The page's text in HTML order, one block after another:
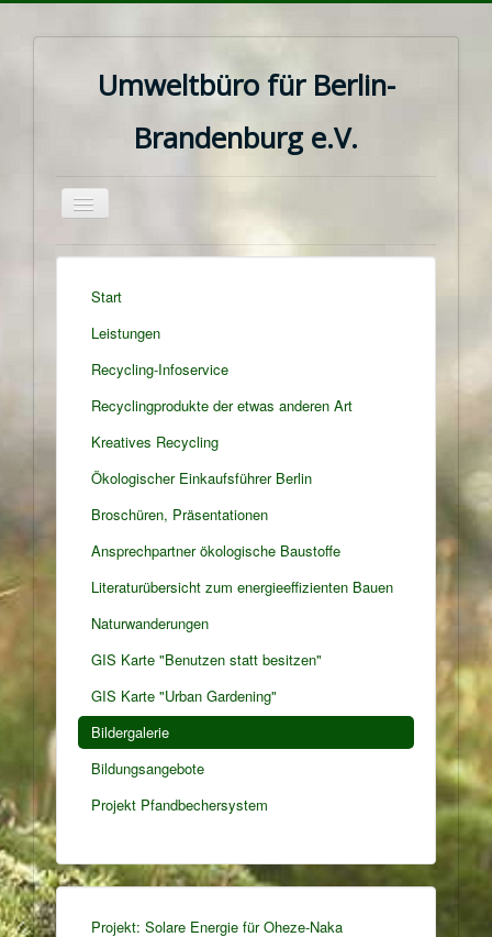
Umweltbüro für Berlin-
Brandenburg e.V.
Navigation
Start
Leistungen
Recycling-Infoservice
Recyclingprodukte der etwas anderen Art
Kreatives Recycling
Ökologischer Einkaufsführer Berlin
Broschüren, Präsentationen
Ansprechpartner ökologische Baustoffe
Literaturübersicht zum energieeffizienten Bauen
Naturwanderungen
GIS Karte "Benutzen statt besitzen"
GIS Karte "Urban Gardening"
Bildergalerie
Bildungsangebote
Projekt Pfandbechersystem
Projekt: Solare Energie für Oheze-Naka